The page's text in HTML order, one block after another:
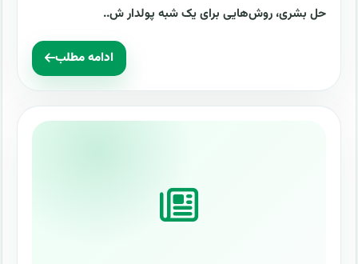
حل بشری، روش‌هایی برای یک شبه پولدار ش..
ادامه مطلب